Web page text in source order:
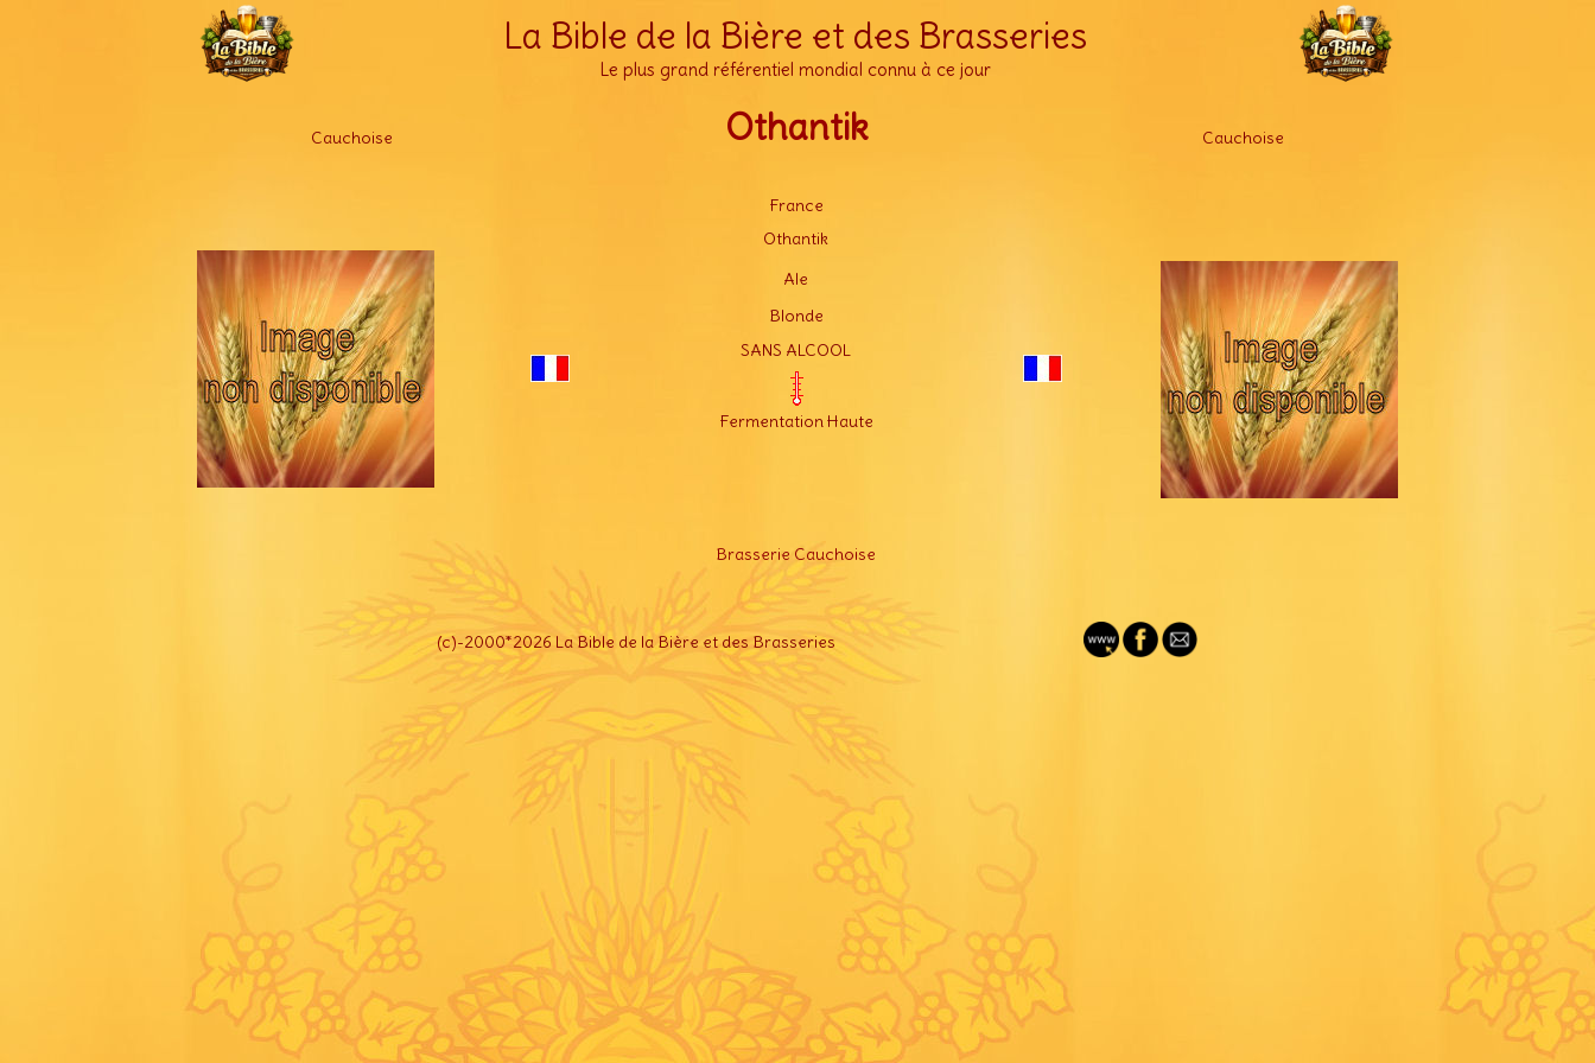
La Bible de la Bière et des Brasseries
Le plus grand référentiel mondial connu à ce jour
Cauchoise Othantik Cauchoise
France
Othantik
Ale
Blonde
SANS ALCOOL
Fermentation Haute
Brasserie Cauchoise
(c)-2000*2026 La Bible de la Bière et des Brasseries